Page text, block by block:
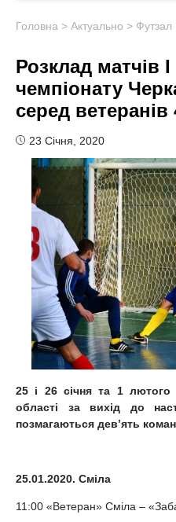
Головна > Актуально > Футзал
Розклад матчів
чемпіонату
серед ветеранів
23 Січня, 2020
25 і 26 січня та 1 лютого
області за вихід до
позмагаються дев’ять
25.01.2020. Сміла
11:00 «Ветеран» Сміла –